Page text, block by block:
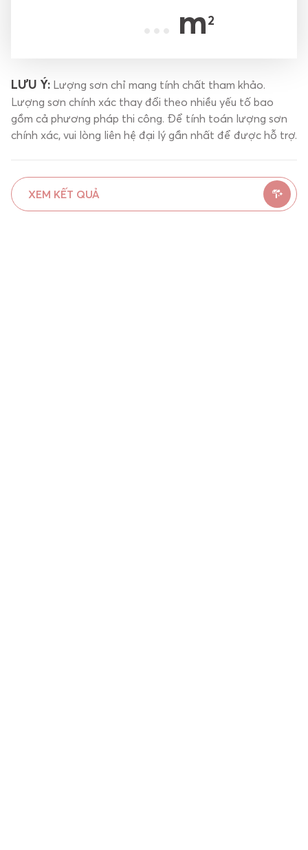
m2
LƯU Ý: Lượng sơn chỉ mang tính chất tham khảo.
Lượng sơn chính xác thay đổi theo nhiều yếu tố bao
gồm cả phương pháp thi công. Để tính toán lượng sơn
chính xác, vui lòng liên hệ đại lý gần nhất để được hỗ trợ.
XEM KẾT QUẢ